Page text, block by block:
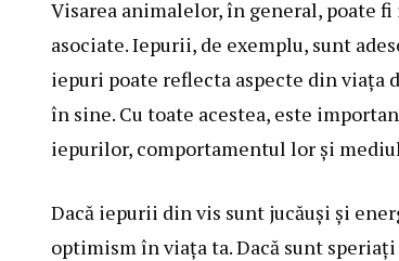
Visarea animalelor, în general, poate
asociate. Iepurii, de exemplu, sunt
iepuri poate reflecta aspecte din viața
în sine. Cu toate acestea, este
iepurilor, comportamentul lor și
Dacă iepurii din vis sunt jucăuși și
optimism în viața ta. Dacă sunt